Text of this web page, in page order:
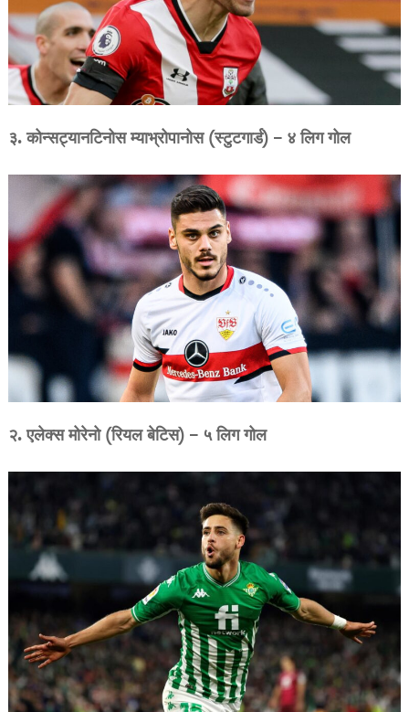
३. कोन्सट्यानटिनोस म्याभ्रोपानोस (स्टुटगार्ड) – ४ लिग गोल
२. एलेक्स मोरेनो (रियल बेटिस) – ५ लिग गोल